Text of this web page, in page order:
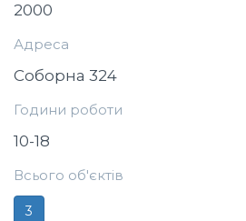
2000
Адреса
Соборна 324
Години роботи
10-18
Всього об'єктів
3